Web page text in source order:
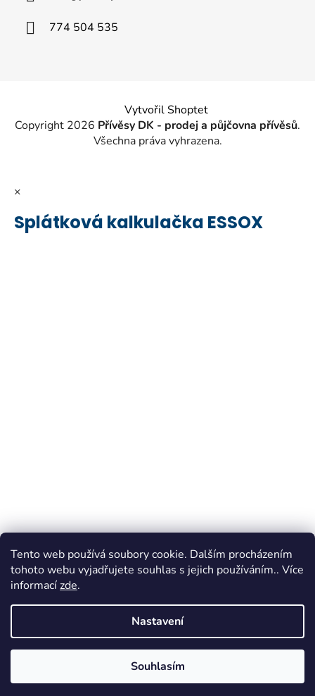
Tento web používá soubory cookie. Dalším procházením
tohoto webu vyjadřujete souhlas s jejich používáním.. Více
informacízde.
Nastavení
Souhlasím
774 504 535
Vytvořil Shoptet
Copyright 2026 Přívěsy DK - prodej a půjčovna přívěsů.
Všechna práva vyhrazena.
×
Splátková kalkulačka ESSOX